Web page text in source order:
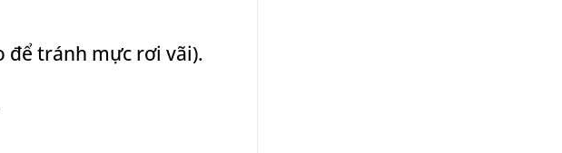
để tránh mực rơi vãi).